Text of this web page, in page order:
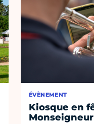
ÉVÈNEMENT
Kiosque en